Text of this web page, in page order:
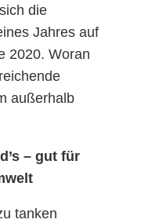
die
Jahres auf
2020. Woran
außerhalb
– gut für
tanken